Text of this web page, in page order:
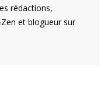
rédactions,
et blogueur sur